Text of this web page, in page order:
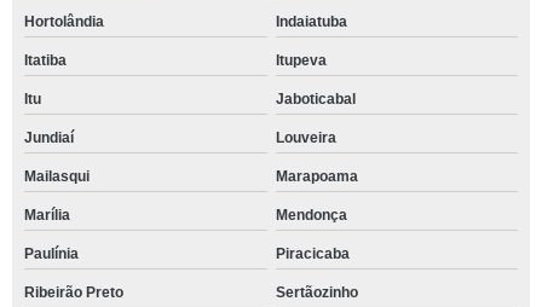
Hortolândia Indaiatuba
Itatiba Itupeva
Itu Jaboticabal
Jundiaí Louveira
Mailasqui Marapoama
Marília Mendonça
Paulínia Piracicaba
Ribeirão Preto Sertãozinho